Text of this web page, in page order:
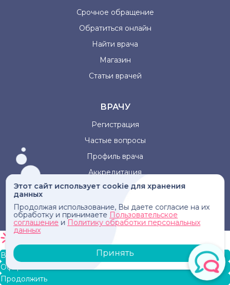
Этот сайт использует cookie для хранения
данных
Продолжая использование, Вы даете согласие на их
обработку и принимаете Пользовательское
соглашение и Политику обработки персональных
данных
Принять
Срочное обращение
Обратиться онлайн
Найти врача
Магазин
Статьи врачей
ВРАЧУ
Регистрация
Частые вопросы
Профиль врача
Аккредитация
Информация, представленная на сайте, не может быть
использована для постановки диагноза, назначения
лечения и не заменяет прием врача.
В корзину
Оформление заказа
Продолжить